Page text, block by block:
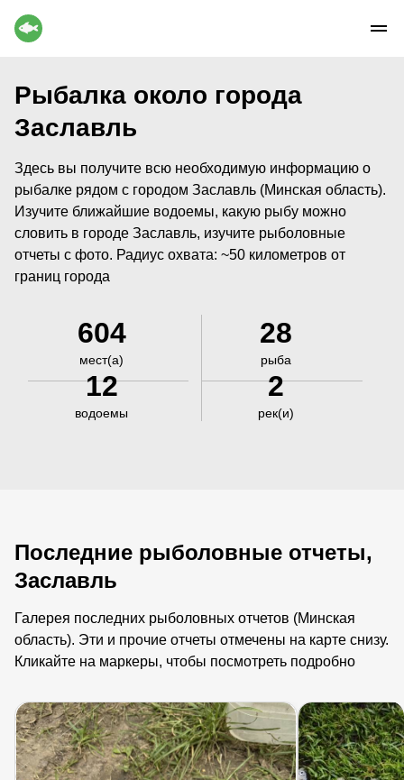
Рыбалка около города
Заславль
Здесь вы получите всю необходимую информацию о
рыбалке рядом с городом Заславль (Минская область).
Изучите ближайшие водоемы, какую рыбу можно
словить в городе Заславль, изучите рыболовные
отчеты с фото. Радиус охвата: ~50 километров от
границ города
604
мест(а)
28
рыба
12
водоемы
2
рек(и)
Последние рыболовные отчеты,
Заславль
Галерея последних рыболовных отчетов (Минская
область). Эти и прочие отчеты отмечены на карте снизу.
Кликайте на маркеры, чтобы посмотреть подробно